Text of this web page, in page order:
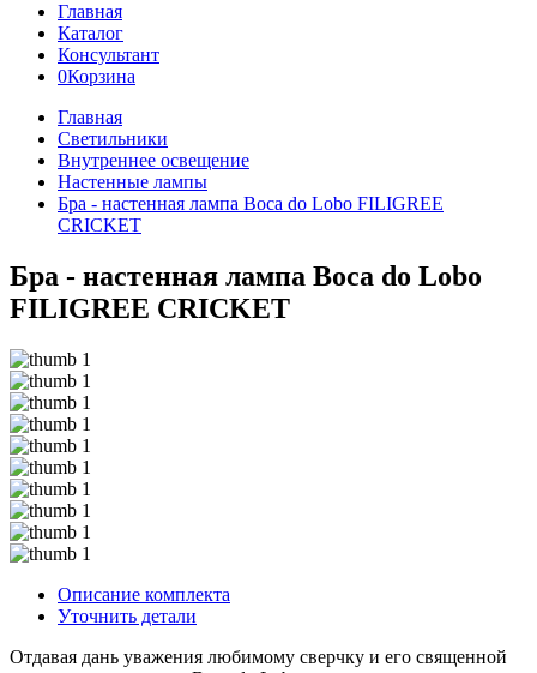
Главная
Каталог
Консультант
0Корзина
Главная
Светильники
Внутреннее освещение
Hастенные лампы
Бра - настенная лампа Boca do Lobo FILIGREE
CRICKET
Бра - настенная лампа Boca do Lobo
FILIGREE CRICKET
Описание комплекта
Уточнить детали
Отдавая дань уважения любимому сверчку и его священной